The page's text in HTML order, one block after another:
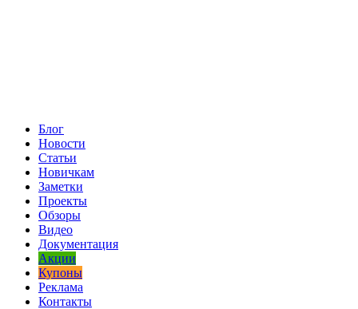
Блог
Новости
Статьи
Новичкам
Заметки
Проекты
Обзоры
Видео
Документация
Акции
Купоны
Реклама
Контакты